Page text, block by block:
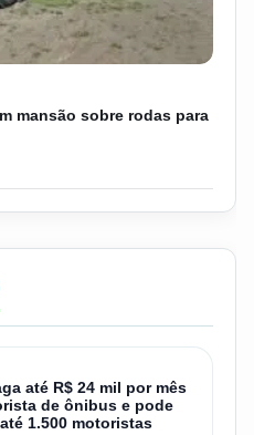
mansão sobre rodas para
até R$ 24 mil por mês
de ônibus e pode
1.500 motoristas